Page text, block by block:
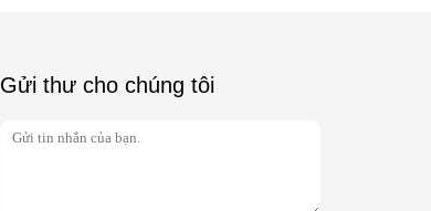
Gửi thư cho chúng tôi